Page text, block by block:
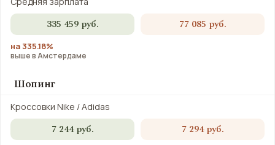
335 459 руб. 77 085 руб.
на 335.18%
выше в Амстердаме
Шопинг
Кроссовки Nike / Adidas
7 244 руб. 7 294 руб.